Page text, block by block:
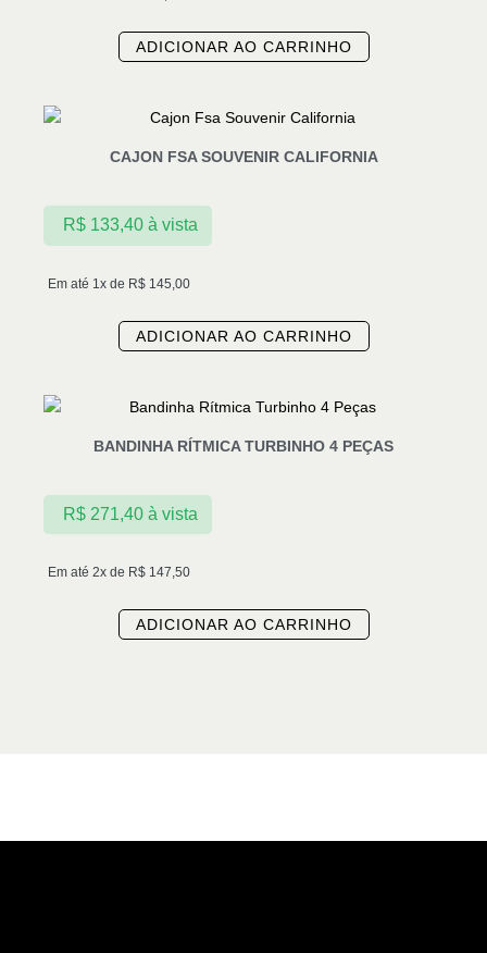
ADICIONAR AO CARRINHO
CAJON FSA SOUVENIR CALIFORNIA
Em até 1x de R$ 145,00
R$133,40 à vista
ADICIONAR AO CARRINHO
BANDINHA RÍTMICA TURBINHO 4 PEÇAS
Em até 2x de R$ 147,50
R$271,40 à vista
ADICIONAR AO CARRINHO